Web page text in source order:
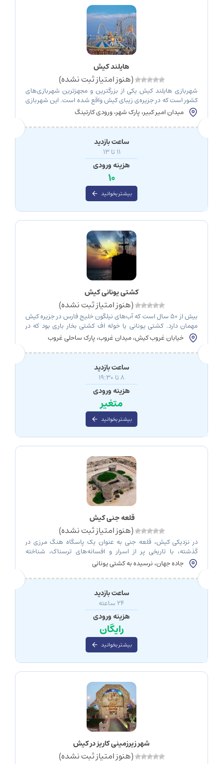
هایلند کیش
(هنوز امتیاز ثبت نشده)
شهربازی هایلند کیش یکی از بزرگترین و مجهزترین شهربازی‌های
کشور است که در جزیره‌ی زیبای کیش واقع شده است. این شهربازی
با داشتن فضایی سرپوشیده و تنوع زیادی از بازی‌های مهیج و
سرگرم‌کننده، می‌تواند پاسخگوی نیازهای تفریحی و سرگرمی
مسافران با هر سن و سلیقه‌ای باشد. در این مقاله قصد داریم تا
میدان امیر کبیر، پارک شهر، ورودی کارتینگ
ساعت بازدید
11 تا 13
هزینه ورودی
10
بیشتر بخوانید
کشتی یونانی کیش
(هنوز امتیاز ثبت نشده)
بیش از 50 سال است که آب‌های نیلگون خلیج فارس در جزیره کیش
مهمان دارد. کشتی یونانی یا خوله اف کشتی بخار باری بود که در
جزیره کیش در ساحل زمین‌گیر شد. با گذشت سال‌ها، این کشتی به
یکی از زیباترین نقاط جزیره تبدیل شد. بیایید بیشتر در مورد این
کشتی مرموز بخوانیم. تاریخچه کشتی […]
خیابان غروب کیش، میدان غروب، پارک ساحلی غروب
ساعت بازدید
8 تا 19:30
هزینه ورودی
متغیر
بیشتر بخوانید
قلعه جنی کیش
(هنوز امتیاز ثبت نشده)
در نزدیکی کیش، قلعه جنی به عنوان یک پاسگاه هنگ مرزی در
گذشته، با تاریخی پر از اسرار و افسانه‌های ترسناک، شناخته
می‌شود. این قلعه، که قدیمی و مرموز است، به خاطر داستان‌های
محلی از مرگ مشکوک و مشاهده جن شهرت یافته است. در این
مقاله، با سفری به قلعه جنی کیش، به اکتشاف این […]
جاده جهان، نرسیده به کشتی یونانی
ساعت بازدید
24 ساعته
هزینه ورودی
رایگان
بیشتر بخوانید
شهر زیرزمینی کاریز در کیش
(هنوز امتیاز ثبت نشده)